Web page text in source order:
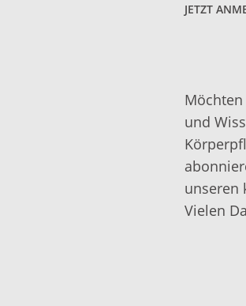
JETZT
und
unseren
Vielen